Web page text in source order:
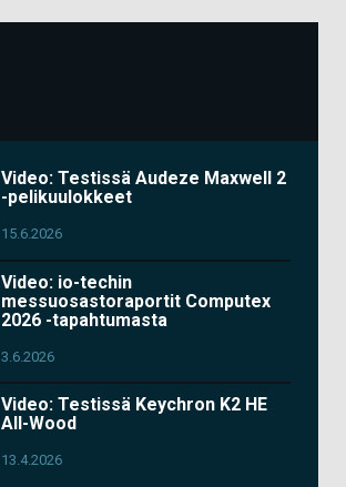
Video: Testissä Audeze Maxwell 2
-pelikuulokkeet
15.6.2026
Video: io-techin
messuosastoraportit Computex
2026 -tapahtumasta
3.6.2026
Video: Testissä Keychron K2 HE
All-Wood
13.4.2026